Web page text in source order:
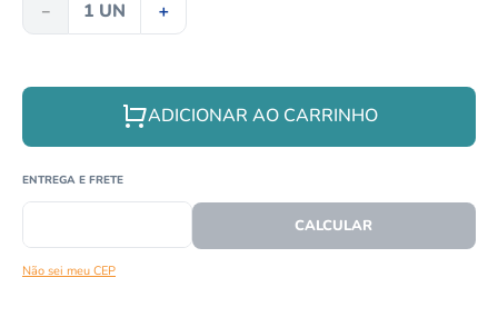
＋
－
ADICIONAR AO CARRINHO
Não sei meu CEP
CALCULAR O FRETE